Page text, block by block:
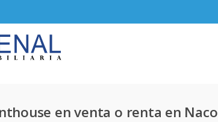
en venta o renta en Naco